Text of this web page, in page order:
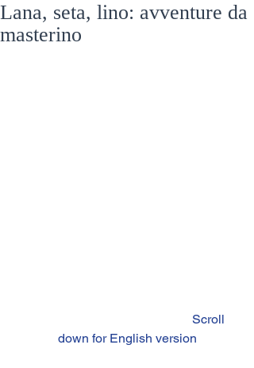
Lana, seta, lino: avventure da
masterino
down for English version